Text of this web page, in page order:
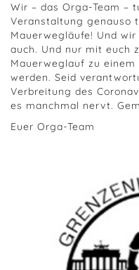
Wir – das Orga-Team –
Veranstaltung genauso
Mauerwegläufe! Und
auch. Und nur mit euch
Mauerweglauf zu
werden. Seid
Verbreitung des
es manchmal nervt.
Euer Orga-Team